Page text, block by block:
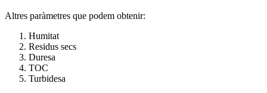
Altres paràmetres que podem obtenir:
Humitat
Residus secs
Duresa
TOC
Turbidesa